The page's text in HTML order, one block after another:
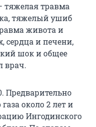
травма
тяжелый ушиб
живота и
сердца и печени,
шок и общее
врач.
Предварительно
около 2 лет и
Ингодинского